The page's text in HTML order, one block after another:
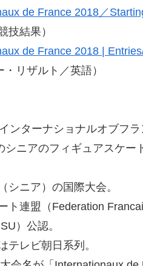
de France 2018／
技結果）
de France 2018 |
・リザルト／英語）
ンターナショナルオブフ
シニアのフィギュアスケ
シニア）の国際大会。
ト連盟（Federation
）公認。
テレビ朝日系列。